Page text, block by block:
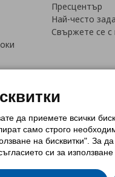
Пресцентър
Най-често
Свържете се с
(Cookies)Избор на
Политика за защита на
на програма IKEA Family
да приемете всички
само строго
на бисквитки". За
си за използване